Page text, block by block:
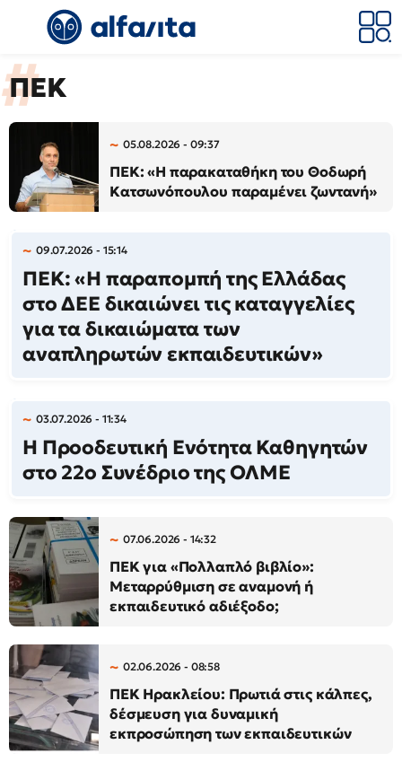
ΠΕΚ
05.08.2026 - 09:37
ΠΕΚ: «Η παρακαταθήκη του Θοδωρή
Κατσωνόπουλου παραμένει ζωντανή»
09.07.2026 - 15:14
ΠΕΚ: «Η παραπομπή της Ελλάδας
στο ΔΕΕ δικαιώνει τις καταγγελίες
για τα δικαιώματα των
αναπληρωτών εκπαιδευτικών»
03.07.2026 - 11:34
Η Προοδευτική Ενότητα Καθηγητών
στο 22ο Συνέδριο της ΟΛΜΕ
07.06.2026 - 14:32
ΠΕΚ για «Πολλαπλό βιβλίο»:
Μεταρρύθμιση σε αναμονή ή
εκπαιδευτικό αδιέξοδο;
02.06.2026 - 08:58
ΠΕΚ Ηρακλείου: Πρωτιά στις κάλπες,
δέσμευση για δυναμική
εκπροσώπηση των εκπαιδευτικών